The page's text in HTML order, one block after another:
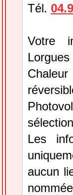
Tél.
Votre
Les
aucun